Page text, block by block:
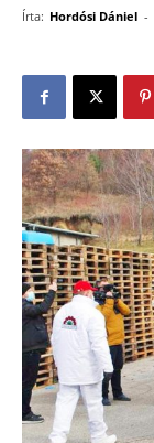
Írta: Hordósi Dániel -